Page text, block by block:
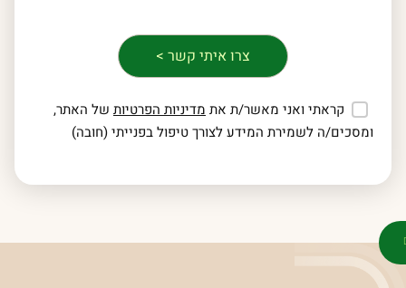
קראתי ואני מאשר/ת את מדיניות הפרטיותשל האתר,
ומסכים/ה לשמירת המידע לצורך טיפול בפנייתי (חובה)